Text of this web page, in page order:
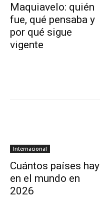
Maquiavelo: quién
fue, qué pensaba y
por qué sigue
vigente
Internacional
Cuántos países hay
en el mundo en
2026